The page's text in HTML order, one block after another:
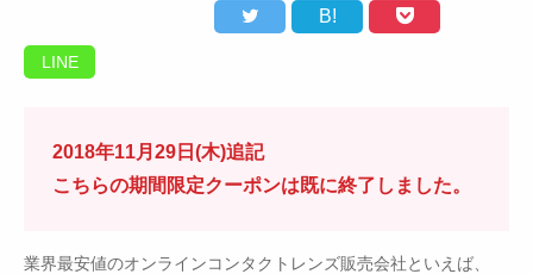
B!
LINE
2018年11月29日(木)追記
こちらの期間限定クーポンは既に終了しました。
業界最安値のオンラインコンタクトレンズ販売会社といえば、